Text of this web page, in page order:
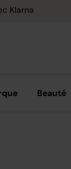
Klarna
Beauté